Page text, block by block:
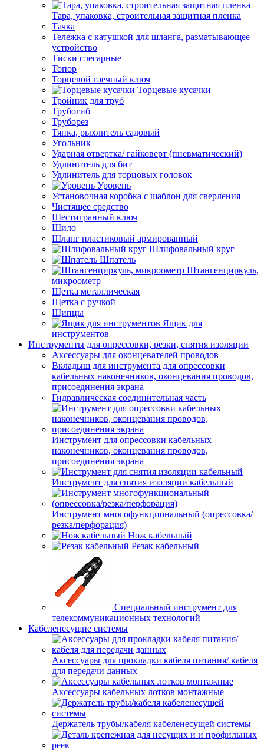
Тара, упаковка, строительная защитная пленка
Тачка
Тележка с катушкой для шланга, разматывающее
устройство
Тиски слесарные
Топор
Торцевой гаечный ключ
Торцевые кусачки
Тройник для труб
Трубогиб
Труборез
Тяпка, рыхлитель садовый
Угольник
Ударная отвертка/ гайковерт (пневматический)
Удлинитель для бит
Удлинитель для торцовых головок
Уровень
Установочная коробка с шаблон для сверления
Чистящее средство
Шестигранный ключ
Шило
Шланг пластиковый армированный
Шлифовальный круг
Шпатель
Штангенциркуль,
микроометр
Щетка металлическая
Щетка с ручкой
Щипцы
Ящик для
инструментов
Инструменты для опрессовки, резки, снятия изоляции
Аксессуары для оконцевателей проводов
Вкладыш для инструмента для опрессовки
кабельных наконечников, оконцевания проводов,
присоединения экрана
Гидравлическая соединительная часть
Инструмент для опрессовки кабельных
наконечников, оконцевания проводов,
присоединения экрана
Инструмент для снятия изоляции кабельный
Инструмент многофункциональный (опрессовка/
резка/перфорация)
Нож кабельный
Резак кабельный
Специальный инструмент для
телекоммуникационных технологий
Кабеленесущие системы
Аксессуары для прокладки кабеля питания/ кабеля
для передачи данных
Аксессуары кабельных лотков монтажные
Держатель трубы/кабеля кабеленесущей системы